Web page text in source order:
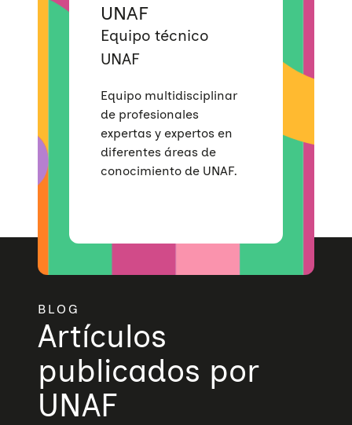
UNAF
Equipo técnico
UNAF
Equipo multidisciplinar
de profesionales
expertas y expertos en
diferentes áreas de
conocimiento de UNAF.
BLOG
Artículos
publicados por
UNAF